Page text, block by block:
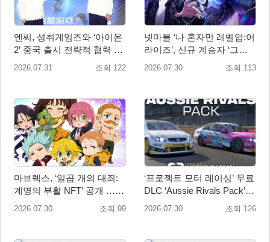
엔씨, 셩취게임즈와 ‘아이온
2’ 중국 출시 전략적 협력 발
표
2026.07.31 조회 122
넷마블 ‘나 혼자만 레벨업:어
라이즈’, 신규 계승자 ‘그림
자 군주 성진우’ 추가
2026.07.30 조회 113
마브렉스, ‘일곱 개의 대죄:
계명의 부활 NFT’ 공개 …글
로벌 인기 IP 라이선스 활용
2026.07.30 조회 99
‘프로젝트 모터 레이싱’ 무료
DLC ‘Aussie Rivals Pack’
출시! 대규모 업데이트 2.1도
2026.07.30 조회 126